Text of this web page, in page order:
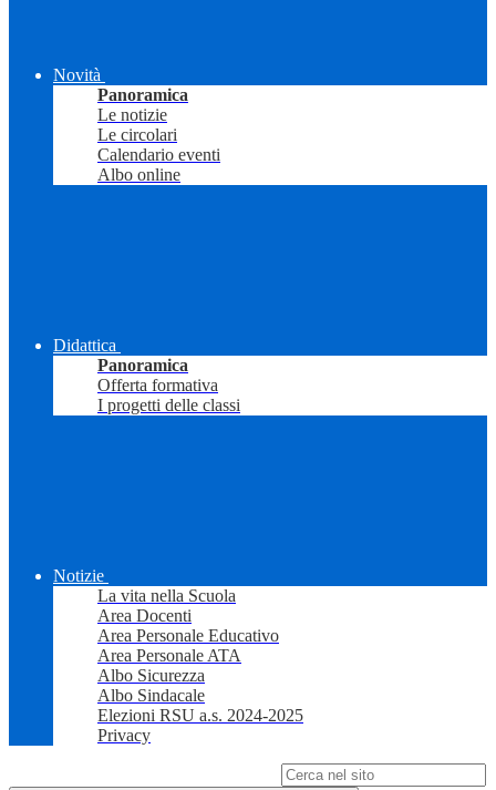
Novità
Panoramica
Le notizie
Le circolari
Calendario eventi
Albo online
Didattica
Panoramica
Offerta formativa
I progetti delle classi
Notizie
La vita nella Scuola
Area Docenti
Area Personale Educativo
Area Personale ATA
Albo Sicurezza
Albo Sindacale
Elezioni RSU a.s. 2024-2025
Privacy